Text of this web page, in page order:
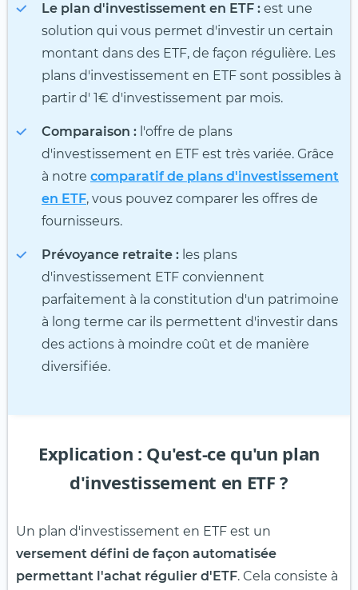
Le plan d'investissement en ETF : est une
solution qui vous permet d'investir un certain
montant dans des ETF, de façon régulière. Les
plans d'investissement en ETF sont possibles à
partir d' 1€ d'investissement par mois.
Comparaison : l'offre de plans
d'investissement en ETF est très variée. Grâce
à notre comparatif de plans d'investissement
en ETF, vous pouvez comparer les offres de
fournisseurs.
Prévoyance retraite : les plans
d'investissement ETF conviennent
parfaitement à la constitution d'un patrimoine
à long terme car ils permettent d'investir dans
des actions à moindre coût et de manière
diversifiée.
Explication : Qu'est-ce qu'un plan
d'investissement en ETF ?
Un plan d'investissement en ETF est un
versement défini de façon automatisée
permettant l'achat régulier d'ETF. Cela consiste à